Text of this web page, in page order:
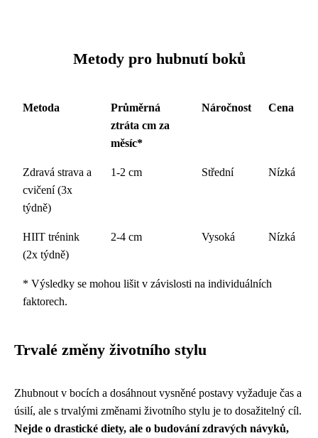
Metody pro hubnutí boků
Metoda
Průměrná
ztráta cm za
měsíc*
Náročnost Cena
Zdravá strava a
cvičení (3x
týdně)
1-2 cm Střední Nízká
HIIT trénink
(2x týdně)
2-4 cm Vysoká Nízká
* Výsledky se mohou lišit v závislosti na individuálních
faktorech.
Trvalé změny životního stylu
Zhubnout v bocích a dosáhnout vysněné postavy vyžaduje čas a
úsilí, ale s trvalými změnami životního stylu je to dosažitelný cíl.
Nejde o drastické diety, ale o budování zdravých návyků,